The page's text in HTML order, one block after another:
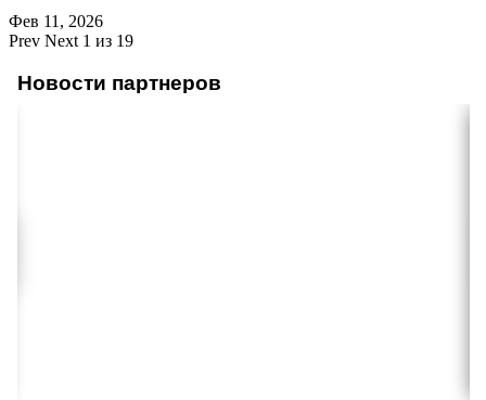
Фев 11, 2026
Prev Next 1 из 19
Новости партнеров